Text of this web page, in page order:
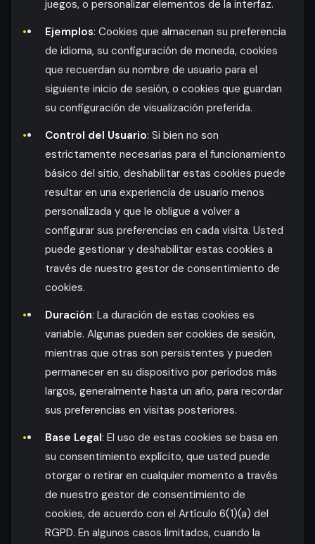
juegos, o personalizar elementos de la interfaz.
Ejemplos: Cookies que almacenan su preferencia
de idioma, su configuración de moneda, cookies
que recuerdan su nombre de usuario para el
siguiente inicio de sesión, o cookies que guardan
su configuración de visualización preferida.
Control del Usuario: Si bien no son
estrictamente necesarias para el funcionamiento
básico del sitio, deshabilitar estas cookies puede
resultar en una experiencia de usuario menos
personalizada y que le obligue a volver a
configurar sus preferencias en cada visita. Usted
puede gestionar y deshabilitar estas cookies a
través de nuestro gestor de consentimiento de
cookies.
Duración: La duración de estas cookies es
variable. Algunas pueden ser cookies de sesión,
mientras que otras son persistentes y pueden
permanecer en su dispositivo por períodos más
largos, generalmente hasta un año, para recordar
sus preferencias en visitas posteriores.
Base Legal: El uso de estas cookies se basa en
su consentimiento explícito, que usted puede
otorgar o retirar en cualquier momento a través
de nuestro gestor de consentimiento de
cookies, de acuerdo con el Artículo 6(1)(a) del
RGPD. En algunos casos limitados, cuando la